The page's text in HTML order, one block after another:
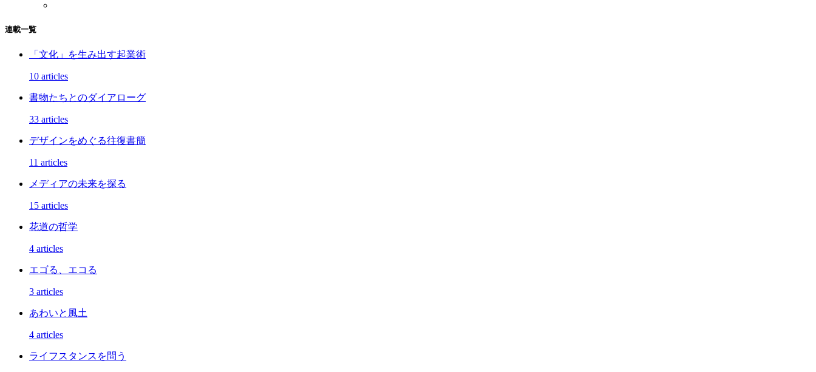
連載一覧
「文化」を生み出す起業術
10 articles
書物たちとのダイアローグ
33 articles
デザインをめぐる往復書簡
11 articles
メディアの未来を探る
15 articles
花道の哲学
4 articles
エゴる、エコる
3 articles
あわいと風土
4 articles
ライフスタンスを問う